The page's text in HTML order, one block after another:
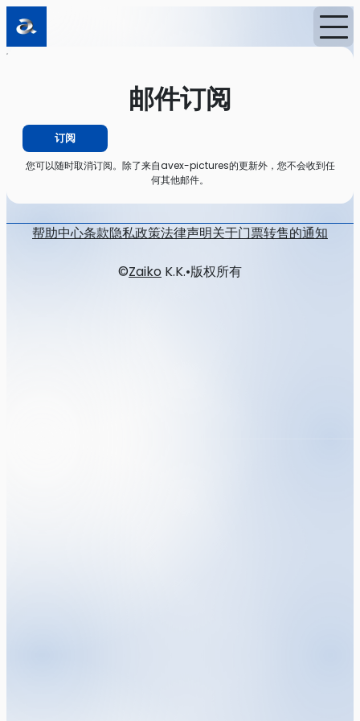
首页
邮件订阅
订阅
您可以随时取消订阅。除了来自avex-pictures的更新外，您不会收到任
何其他邮件。
帮助中心条款隐私政策法律声明关于门票转售的通知
©Zaiko K.K.•版权所有